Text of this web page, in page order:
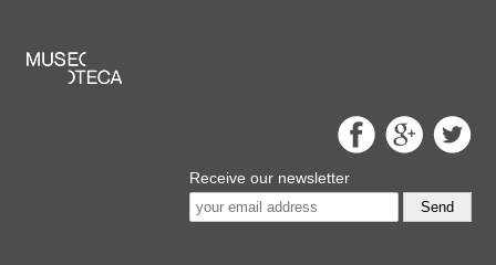
Receive our newsletter
Send